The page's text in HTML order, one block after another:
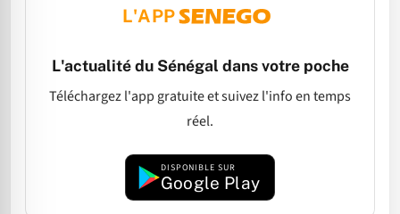
L'APP
L'actualité du Sénégal dans votre poche
Téléchargez l'app gratuite et suivez l'info en temps
réel.
DISPONIBLE SUR
Google Play